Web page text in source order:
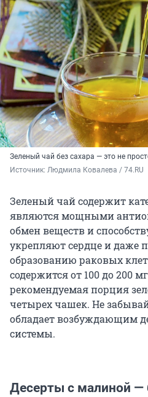
Зеленый чай без сахара — это не
Источник: Людмила Ковалева / 74.RU
Зеленый чай содержит
являются мощными
обмен веществ и
укрепляют сердце и даже
образованию раковых
содержится от 100 до 200
рекомендуемая порция
четырех чашек. Не
обладает возбуждающим
системы.
Десерты с малиной —